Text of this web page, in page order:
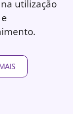
utilização